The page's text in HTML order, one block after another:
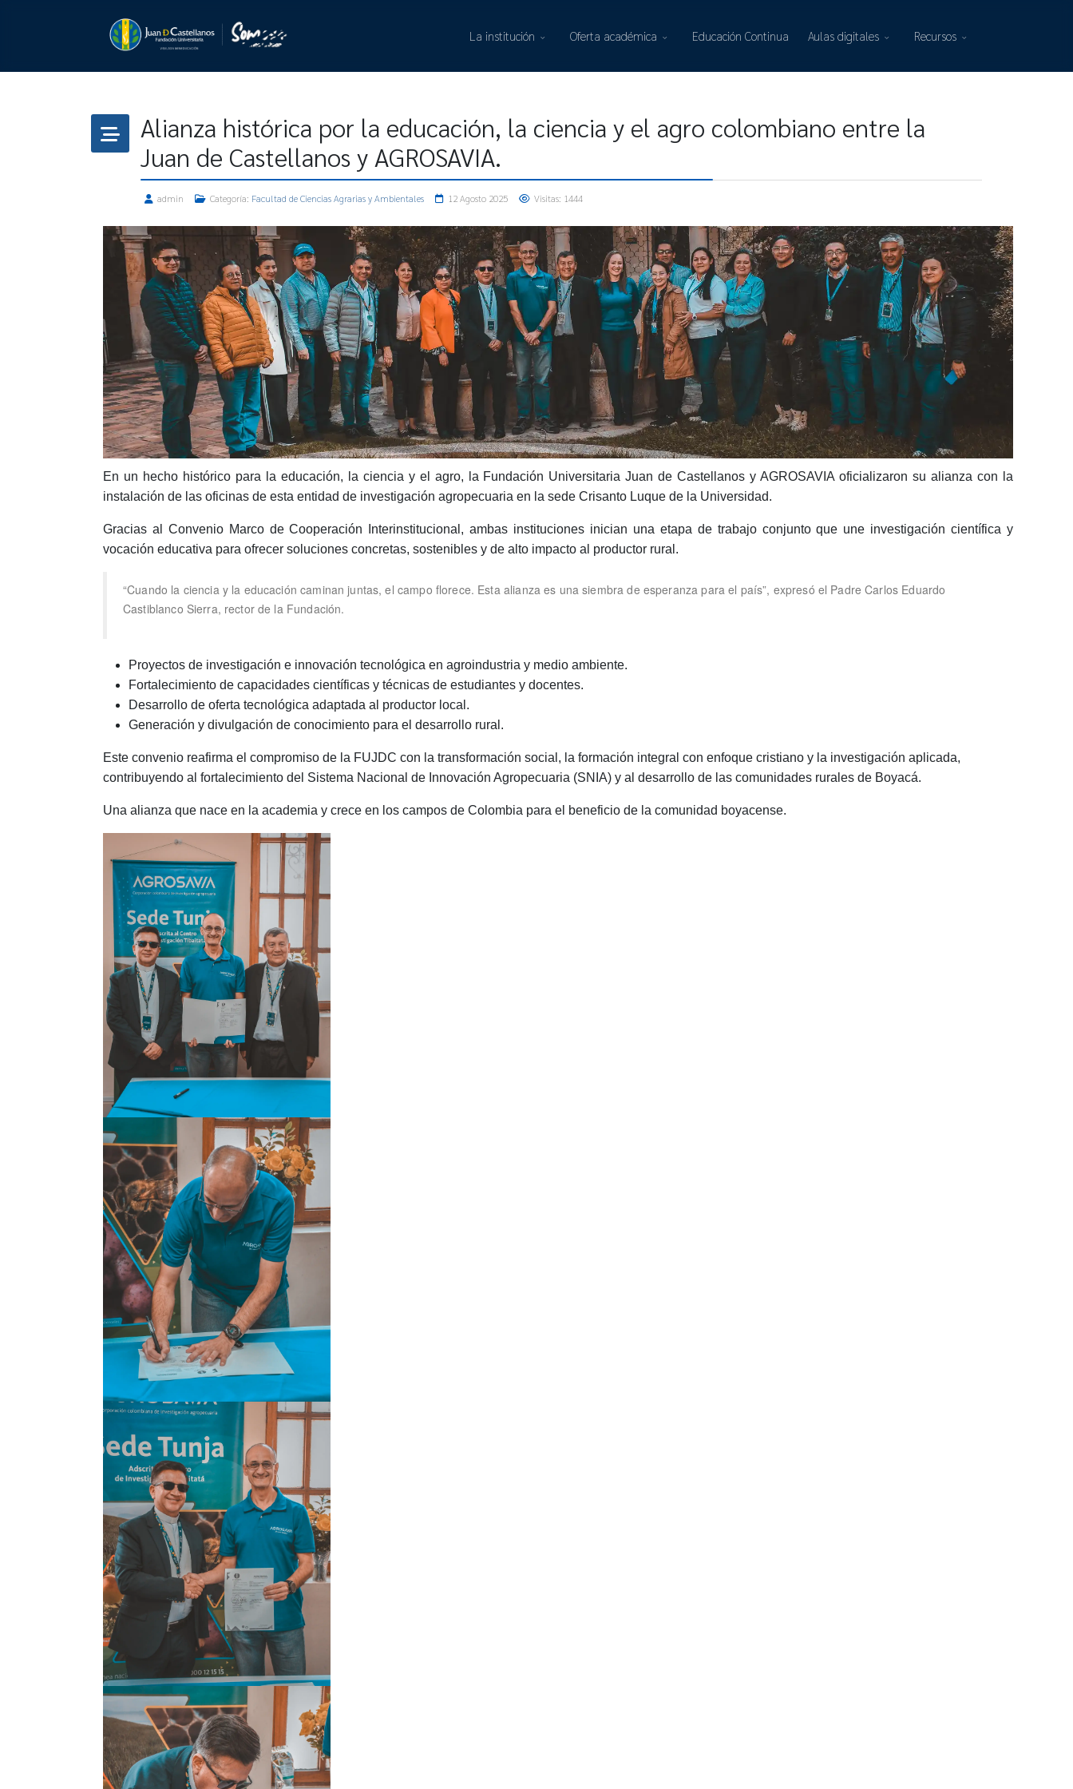
La institución Oferta académica Educación Continua Aulas digitales Recursos
Alianza histórica por la educación, la ciencia y el agro colombiano entre la
Juan de Castellanos y AGROSAVIA.
admin Categoría: Facultad de Ciencias Agrarias y Ambientales 12 Agosto 2025 Visitas: 1444
En un hecho histórico para la educación, la ciencia y el agro, la Fundación Universitaria Juan de Castellanos y AGROSAVIA oficializaron su alianza con la
instalación de las oficinas de esta entidad de investigación agropecuaria en la sede Crisanto Luque de la Universidad.
Gracias al Convenio Marco de Cooperación Interinstitucional, ambas instituciones inician una etapa de trabajo conjunto que une investigación científica y
vocación educativa para ofrecer soluciones concretas, sostenibles y de alto impacto al productor rural.
“Cuando la ciencia y la educación caminan juntas, el campo florece. Esta alianza es una siembra de esperanza para el país”, expresó el Padre Carlos Eduardo
Castiblanco Sierra, rector de la Fundación.
Proyectos de investigación e innovación tecnológica en agroindustria y medio ambiente.
Fortalecimiento de capacidades científicas y técnicas de estudiantes y docentes.
Desarrollo de oferta tecnológica adaptada al productor local.
Generación y divulgación de conocimiento para el desarrollo rural.
Este convenio reafirma el compromiso de la FUJDC con la transformación social, la formación integral con enfoque cristiano y la investigación aplicada,
contribuyendo al fortalecimiento del Sistema Nacional de Innovación Agropecuaria (SNIA) y al desarrollo de las comunidades rurales de Boyacá.
Una alianza que nace en la academia y crece en los campos de Colombia para el beneficio de la comunidad boyacense.